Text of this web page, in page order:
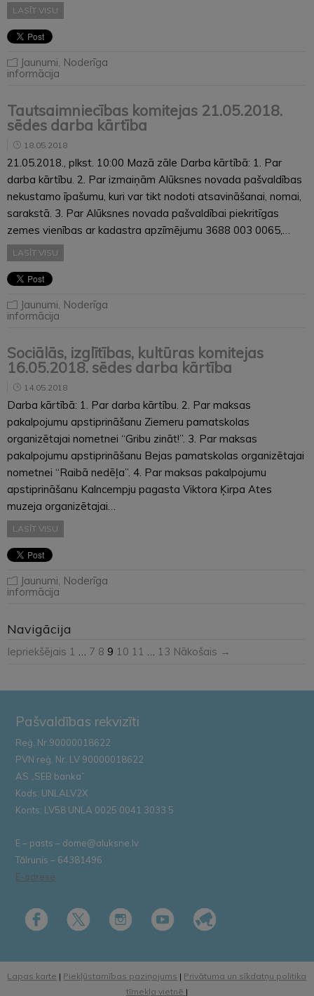
LASĪT VISU
Jaunumi Noderīga
informācija
Tautsaimniecības komitejas 21.05.2018.
sēdes darba kārtība
18.05.2018
21.05.2018., plkst. 10:00 Mazā zāle Darba kārtībā: 1. Par
darba kārtību. 2. Par izmaiņām Alūksnes novada pašvaldības
nekustamo īpašumu, kuri var tikt nodoti atsavināšanai, nomai,
sarakstā. 3. Par Alūksnes novada pašvaldībai piekritīgas
zemes vienības ar kadastra apzīmējumu 3688 003 0065,…
LASĪT VISU
Jaunumi Noderīga
informācija
Sociālās, izglītības, kultūras komitejas
16.05.2018. sēdes darba kārtība
14.05.2018
Darba kārtībā: 1. Par darba kārtību. 2. Par maksas
pakalpojumu apstiprināšanu Ziemeru pamatskolas
organizētajai nometnei “Gribu zināt!”. 3. Par maksas
pakalpojumu apstiprināšanu Bejas pamatskolas organizētajai
nometnei “Raibā nedēļa”. 4. Par maksas pakalpojumu
apstiprināšanu Kalncempju pagasta Viktora Ķirpa Ates
muzeja organizētajai…
LASĪT VISU
Jaunumi Noderīga
informācija
Navigācija
Iepriekšējais 1 7 8 9 10 11 13 Nākošais →
Pašvaldības rekvizīti
Reģ. Nr.90000018622
PVN reģ. Nr. LV 90000018622
AS „SEB banka”
Kods: UNLALV2X
Konts: LV58 UNLA 0025 0041 3033 5
E – pasts – dome@aluksne.lv
Tālrunis – 64381496
E-adrese
Lapas karte | Piekļūstamības paziņojums | Privātuma un sīkdatņu politika
tīmekļa vietnē |